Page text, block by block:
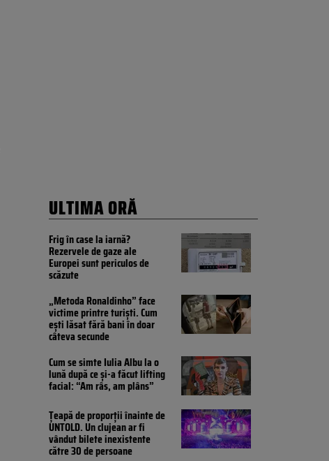
ULTIMA ORĂ
Frig în case la iarnă?
Rezervele de gaze ale
Europei sunt periculos de
scăzute
„Metoda Ronaldinho” face
victime printre turiști. Cum
ești lăsat fără bani în doar
câteva secunde
Cum se simte Iulia Albu la o
lună după ce și-a făcut lifting
facial: “Am râs, am plâns”
Țeapă de proporții înainte de
UNTOLD. Un clujean ar fi
vândut bilete inexistente
către 30 de persoane